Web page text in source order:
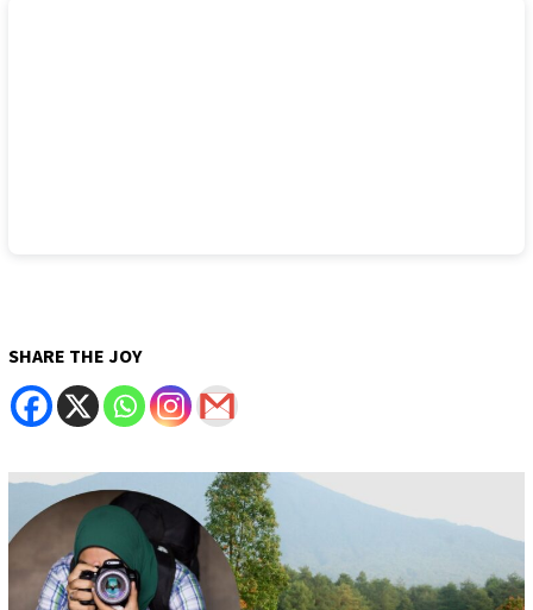
SHARE THE JOY